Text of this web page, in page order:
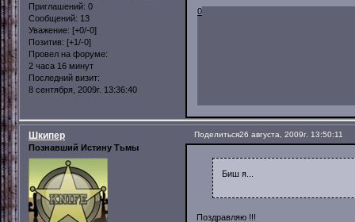
Приглашений: 0
Сообщений: 13
Уважение: [+0/-0]
Позитив: [+1/-0]
Провел на форуме:
2 часа 16 минут
Последний визит:
8 сентября, 2009г. 13:36:40
0
Поделиться26 августа, 2009г. 13:50:11
Шкипер
Познавший Истину Тьмы
Биш я...
Поздравляю !!!